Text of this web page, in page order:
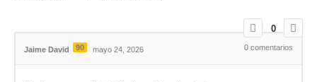
0
Jaime David 90 mayo 24, 2026 0 comentarios